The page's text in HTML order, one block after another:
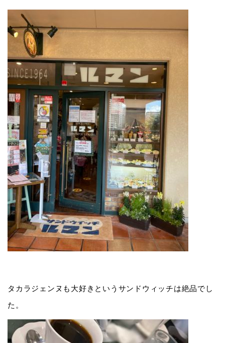
タカラジェンヌも大好きというサンドウィッチは絶品でし
た。